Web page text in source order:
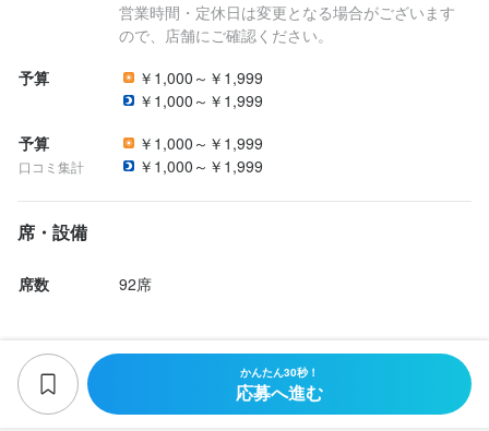
営業時間・定休日は変更となる場合がございます
ので、店舗にご確認ください。
予算
￥1,000～￥1,999
￥1,000～￥1,999
予算
口コミ集計
￥1,000～￥1,999
￥1,000～￥1,999
席・設備
席数 92席
かんたん30秒！
応募へ進む
24時間受付中です。
改めてこちらから
ご連絡させていただきます。
それではお会いできることを
楽しみにしています！
【店長より】
いており、
学生さんでも就職まで働いてくれてます。
長く働ける秘訣は面接の時に感じて頂ければと思います。
オムライス専門店 イーグル
愛知県一宮市東島町1-36-1
連絡先
058-671-0360
法人名・事業者名
最終更新日2026/06/01
改めてこちらから
ご連絡させていただきます。
それではお会いできることを
お店の採用担当者からのメッセージ
【店長より】
いており、